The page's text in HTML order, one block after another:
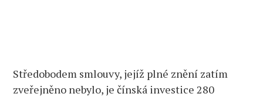
Středobodem smlouvy, jejíž plné znění zatím
zveřejněno nebylo, je čínská investice 280